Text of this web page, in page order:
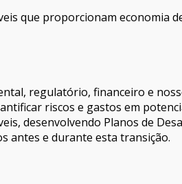
que proporcionam economia
regulatório, financeiro e
riscos e gastos em
desenvolvendo Planos de
antes e durante esta transição.